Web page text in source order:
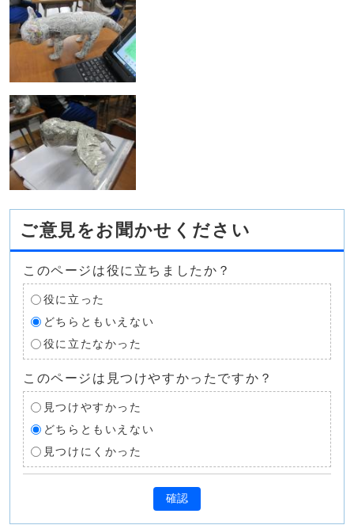
ご意見をお聞かせください
このページは役に立ちましたか？
役に立った
どちらともいえない
役に立たなかった
このページは見つけやすかったですか？
見つけやすかった
どちらともいえない
見つけにくかった
確認